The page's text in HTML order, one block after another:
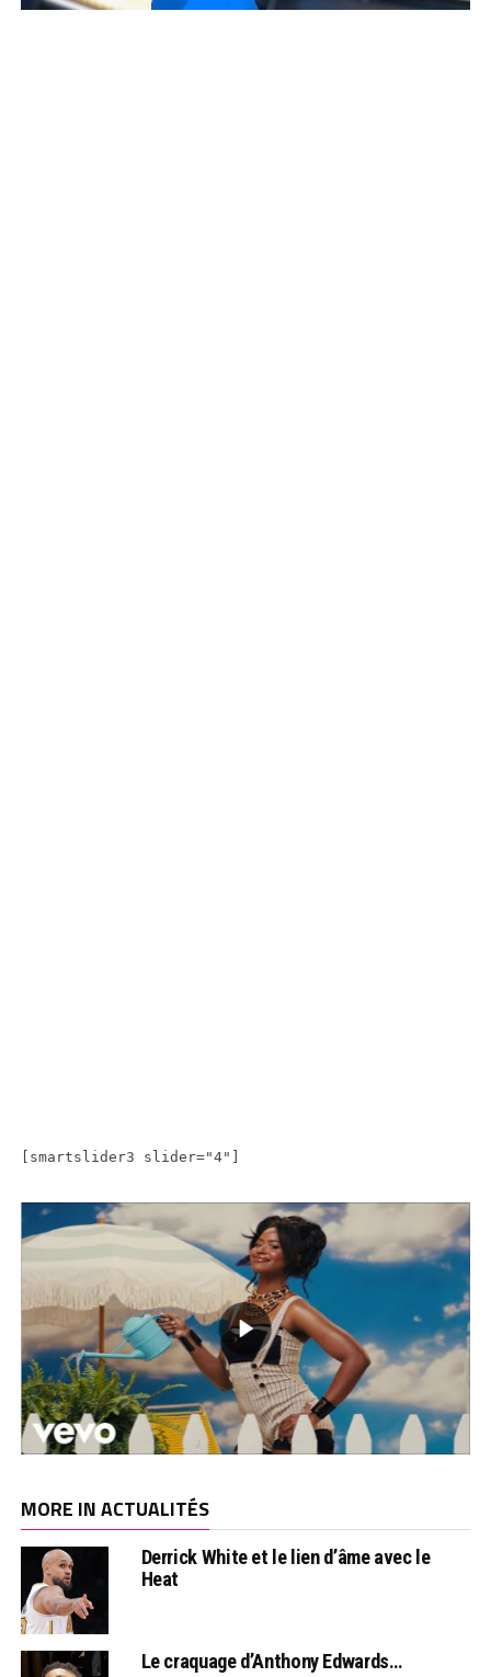
[smartslider3 slider="4"]
MORE IN ACTUALITÉS
Derrick White et le lien d’âme avec le
Heat
Le craquage d’Anthony Edwards…